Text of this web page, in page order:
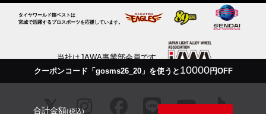
クーポンコード「gosms26_20」を使うと 10000円OFF
合計金額(税込)
タイヤワールド館ベストは
宮城で活躍するプロスポーツを応援しています。
当社はJAWA事業部会員です